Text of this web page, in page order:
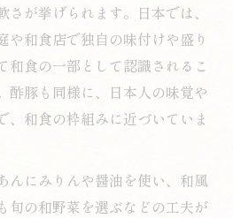
が挙げられます。日本では、
や和食店で独自の味付けや盛り
和食の一部として認識されるこ
酢豚も同様に、日本人の味覚や
、和食の枠組みに近づいていま
んにみりんや醤油を使い、和風
旬の和野菜を選ぶなどの工夫が